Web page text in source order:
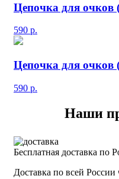
Цепочка для очков
590 р.
Цепочка для очков
590 р.
Наши
Бесплатная доставка по
Доставка по всей России